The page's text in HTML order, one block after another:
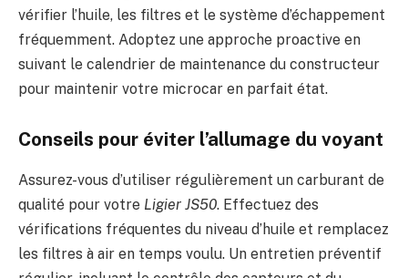
vérifier l’huile, les filtres et le système d’échappement
fréquemment. Adoptez une approche proactive en
suivant le calendrier de maintenance du constructeur
pour maintenir votre microcar en parfait état.
Conseils pour éviter l’allumage du voyant
Assurez-vous d’utiliser régulièrement un carburant de
qualité pour votre Ligier JS50. Effectuez des
vérifications fréquentes du niveau d’huile et remplacez
les filtres à air en temps voulu. Un entretien préventif